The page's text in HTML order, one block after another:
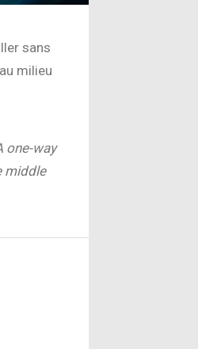
sans
milieu
one-way
middle